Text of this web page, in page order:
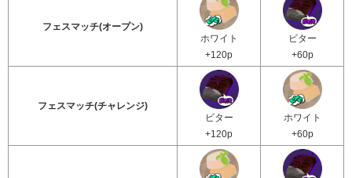
フェスマッチ(オープン)
ホワイト
+120p
ビター
+60p
フェスマッチ(チャレンジ)
ビター
+120p
ホワイト
+60p